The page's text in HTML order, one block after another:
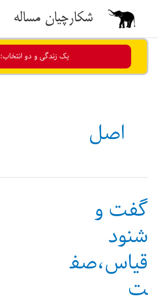
شکارچیان مساله
یک زندگی و دو انتخاب:
اصل
گفت و
شنود
قیاس،صف
ت